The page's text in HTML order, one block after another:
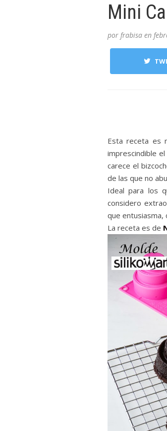
Mini
por frabisa en
Esta receta es
imprescindible
carece el
de las que no
Ideal para los
considero
que entusiasma,
La receta es de